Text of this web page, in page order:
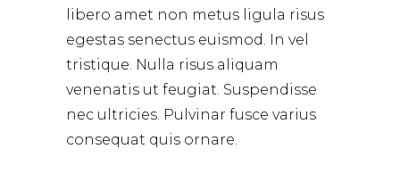
libero amet non metus ligula risus
egestas senectus euismod. In vel
tristique. Nulla risus aliquam
venenatis ut feugiat. Suspendisse
nec ultricies. Pulvinar fusce varius
consequat quis ornare.